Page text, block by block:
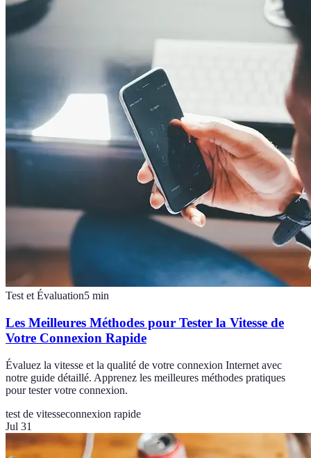
Test et Évaluation5 min
Les Meilleures Méthodes pour Tester la Vitesse de
Votre Connexion Rapide
Évaluez la vitesse et la qualité de votre connexion Internet avec
notre guide détaillé. Apprenez les meilleures méthodes pratiques
pour tester votre connexion.
test de vitesseconnexion rapide
Jul 31